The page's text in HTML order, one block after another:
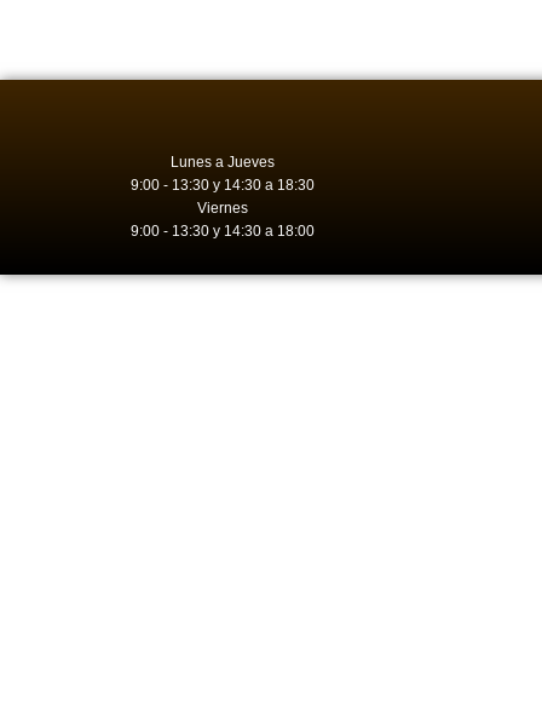
Lunes a Jueves
9:00 - 13:30 y 14:30 a 18:30
Viernes
9:00 - 13:30 y 14:30 a 18:00